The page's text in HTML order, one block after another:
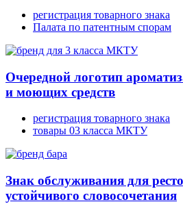
регистрация товарного знака
Палата по патентным спорам
Очередной логотип
и моющих средств
регистрация товарного знака
товары 03 класса МКТУ
Знак обслуживания для
устойчивого словосочетания